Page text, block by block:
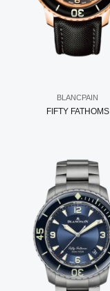
BLANCPAIN
FIFTY FATHOMS